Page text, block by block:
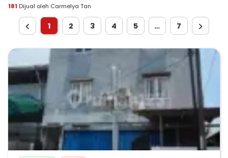
181 Dijual oleh Carmelya Tan
1 2 3 4 5 … 7